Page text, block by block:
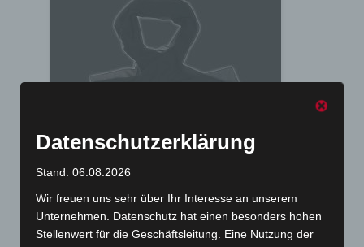
Art.-Nr. 9004-0
42x180cm
Preis: 0,00 € zzgl. MwSt. + Versandkosten
Datenschutzerklärung
Stand: 06.08.2026
Wir freuen uns sehr über Ihr Interesse an unserem
Unternehmen. Datenschutz hat einen besonders hohen
Stellenwert für die Geschäftsleitung. Eine Nutzung der